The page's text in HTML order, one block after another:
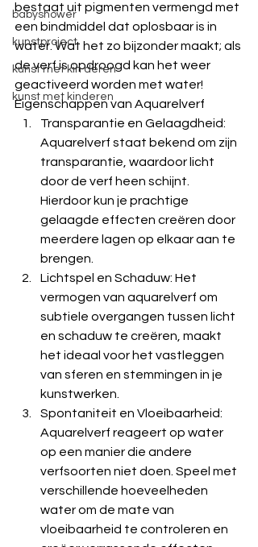
babyshower
kunstproject
kunst met kin deren
kunst met kinderen
bestaat uit pigmenten vermengd met
een bindmiddel dat oplosbaar is in
water. Wat het zo bijzonder maakt; als
de verf is opdroogd kan het weer
geactiveerd worden met water!
Eigenschappen van Aquarelverf
Transparantie en Gelaagdheid:
Aquarelverf staat bekend om zijn
transparantie, waardoor licht
door de verf heen schijnt.
Hierdoor kun je prachtige
gelaagde effecten creëren door
meerdere lagen op elkaar aan te
brengen.
Lichtspel en Schaduw: Het
vermogen van aquarelverf om
subtiele overgangen tussen licht
en schaduw te creëren, maakt
het ideaal voor het vastleggen
van sferen en stemmingen in je
kunstwerken.
Spontaniteit en Vloeibaarheid:
Aquarelverf reageert op water
op een manier die andere
verfsoorten niet doen. Speel met
verschillende hoeveelheden
water om de mate van
vloeibaarheid te controleren en